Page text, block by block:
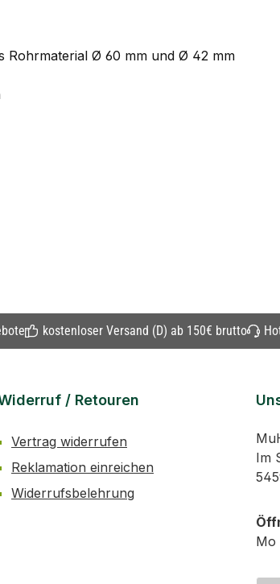
Rohrmaterial Ø 60 mm und Ø 42 mm
kostenloser Versand (D) ab 150€ brutto
/ Retouren
Vertrag widerrufen
Reklamation einreichen
Widerrufsbelehrung
Im
Mo